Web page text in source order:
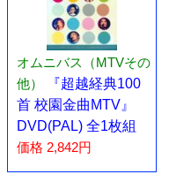
オムニバス（MTVその
他）
『超越経典100
首 校園金曲MTV』
DVD(PAL) 全1枚組
価格 2,842円